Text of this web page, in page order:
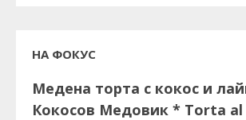
НА ФОКУС
Медена торта с кокос и
Кокосов Медовик * Torta al